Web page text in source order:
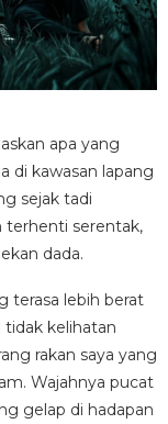
apa yang
di kawasan lapang
sejak tadi
terhenti serentak,
dada.
terasa lebih berat
tidak kelihatan
rakan saya yang
Wajahnya pucat
gelap di hadapan